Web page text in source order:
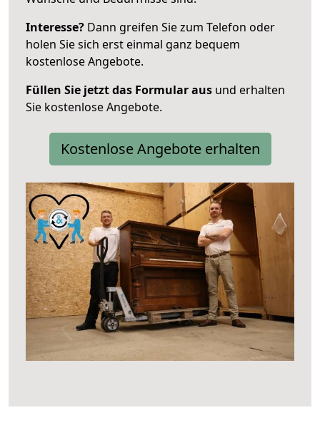
Interesse? Dann greifen Sie zum Telefon oder
holen Sie sich erst einmal ganz bequem
kostenlose Angebote.
Füllen Sie jetzt das Formular aus und erhalten
Sie kostenlose Angebote.
Kostenlose Angebote erhalten